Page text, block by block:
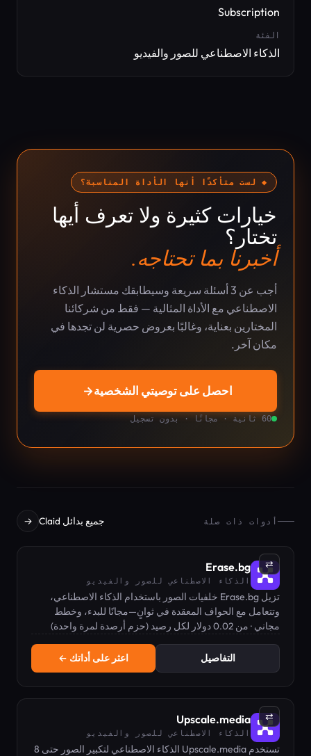
Subscription
الفئة
الذكاء الاصطناعي للصور والفيديو
◆ لست متأكدًا أنها الأداة المناسبة؟
خيارات كثيرة ولا تعرف أيها
تختار؟
أخبرنا بما تحتاجه.
أجب عن 3 أسئلة سريعة وسيطابقك مستشار الذكاء
الاصطناعي مع الأداة المثالية — فقط من شركائنا
المختارين بعناية، وغالبًا بعروض حصرية لن تجدها في
مكان آخر.
احصل على توصيتي الشخصية→
60 ثانية · مجانًا · بدون تسجيل
أدوات ذات صلة جميع بدائل Claid →
⇄
Erase.bg
الذكاء الاصطناعي للصور والفيديو
تزيل Erase.bg خلفيات الصور باستخدام الذكاء الاصطناعي،
وتتعامل مع الحواف المعقدة في ثوانٍ—مجانًا للبدء، وخطط
مدفوعة للاستخدام المكثف.
مجاني · من 0.02 دولار لكل رصيد (حزم أرصدة لمرة واحدة)
التفاصيل اعثر على أداتك ←
⇄
Upscale.media
الذكاء الاصطناعي للصور والفيديو
تستخدم Upscale.media الذكاء الاصطناعي لتكبير الصور حتى 8